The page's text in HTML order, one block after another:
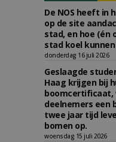
De NOS heeft in
op de site
stad, en hoe (én
stad koel
donderdag 16 juli 2026
Geslaagde
Haag krijgen bij
boomcertificaat,
deelnemers een
twee jaar tijd
bomen op.
woensdag 15 juli 2026